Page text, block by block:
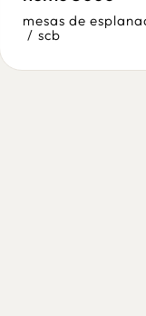
mesas de
/ scb